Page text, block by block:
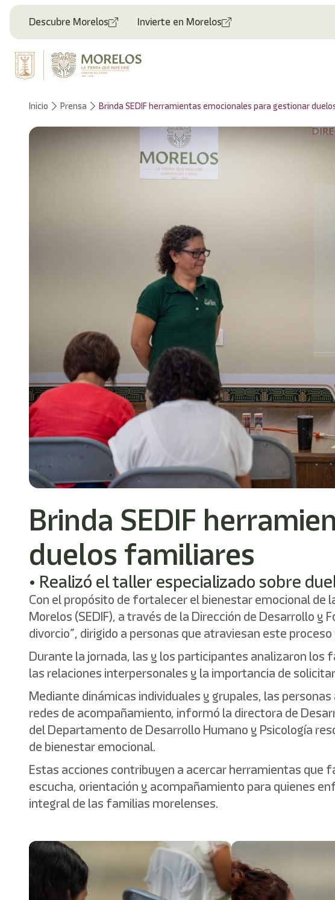
Descubre Morelos Invierte en Morelos
Inicio Prensa Brinda SEDIF herramientas emocionales para gestionar
Brinda SEDIF
duelos familiares
• Realizó el taller especializado sobre
Con el propósito de fortalecer el bienestar emocional de
Morelos (SEDIF), a través de la Dirección de Desarrollo
divorcio”, dirigido a personas que atraviesan este
Durante la jornada, las y los participantes analizaron los
las relaciones interpersonales y la importancia de
Mediante dinámicas individuales y grupales, las
redes de acompañamiento, informó la directora de
del Departamento de Desarrollo Humano y Psicología
de bienestar emocional.
Estas acciones contribuyen a acercar herramientas que
escucha, orientación y acompañamiento para quienes
integral de las familias morelenses.